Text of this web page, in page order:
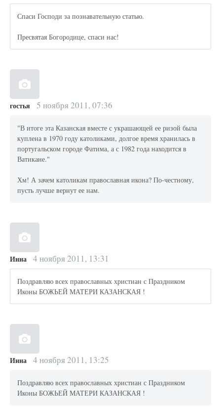
Спаси Господи за познавательную статью.
Пресвятая Богородице, спаси нас!
гостья 5 ноября 2011, 07:36
"В итоге эта Казанская вместе с украшающей ее ризой была
куплена в 1970 году католиками, долгое время хранилась в
португальском городе Фатима, а с 1982 года находится в
Ватикане."
Хм! А зачем католикам православная икона? По-честному,
пусть лучше вернут ее нам.
Инна 4 ноября 2011, 13:31
Поздравляю всех православных христиан с Праздником
Иконы БОЖЬЕЙ МАТЕРИ КАЗАНСКАЯ !
Инна 4 ноября 2011, 13:25
Поздравляю всех православных христиан с Праздником
Иконы БОЖЬЕЙ МАТЕРИ КАЗАНСКАЯ !